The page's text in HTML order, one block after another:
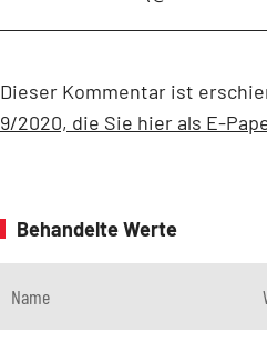
Dieser Kommentar ist
9/2020, die Sie hier als E-
Behandelte Werte
Name